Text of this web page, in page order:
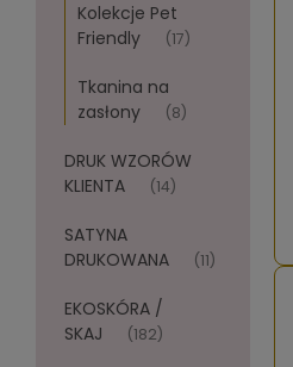
Kolekcje Pet
Friendly
(17)
Tkanina na
zasłony
(8)
DRUK WZORÓW
KLIENTA
(14)
SATYNA
DRUKOWANA
(11)
EKOSKÓRA /
SKAJ
(182)